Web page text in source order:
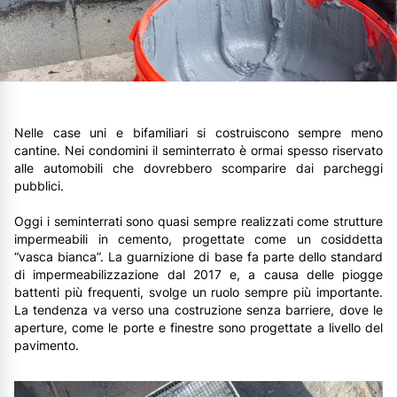
Nelle case uni e bifamiliari si costruiscono sempre meno
cantine. Nei condomini il seminterrato è ormai spesso riservato
alle automobili che dovrebbero scomparire dai parcheggi
pubblici.
Oggi i seminterrati sono quasi sempre realizzati come strutture
impermeabili in cemento, progettate come un cosiddetta
“vasca bianca”. La guarnizione di base fa parte dello standard
di impermeabilizzazione dal 2017 e, a causa delle piogge
battenti più frequenti, svolge un ruolo sempre più importante.
La tendenza va verso una costruzione senza barriere, dove le
aperture, come le porte e finestre sono progettate a livello del
pavimento.